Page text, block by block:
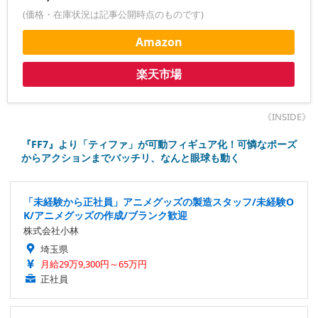
(価格・在庫状況は記事公開時点のものです)
Amazon
楽天市場
《INSIDE》
『FF7』より「ティファ」が可動フィギュア化！可憐なポーズ
からアクションまでバッチリ、なんと眼球も動く
「未経験から正社員」アニメグッズの製造スタッフ/未経験O
K/アニメグッズの作成/ブランク歓迎
株式会社小林
埼玉県
月給29万9,300円～65万円
正社員